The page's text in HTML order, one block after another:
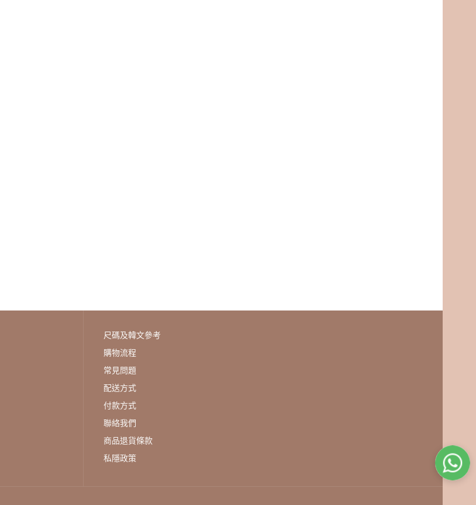
韓國 PLEATS MAMA -
New Icon 褶皺單肩袋 青藍
尺碼及韓文參考
購物流程
常見問題
配送方式
付款方式
聯絡我們
商品退貨條款
私隱政策